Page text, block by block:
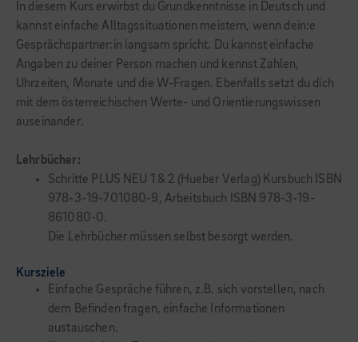
In diesem Kurs erwirbst du Grundkenntnisse in Deutsch und
kannst einfache Alltagssituationen meistern, wenn dein:e
Gesprächspartner:in langsam spricht. Du kannst einfache
Angaben zu deiner Person machen und kennst Zahlen,
Uhrzeiten, Monate und die W-Fragen. Ebenfalls setzt du dich
mit dem österreichischen Werte- und Orientierungswissen
auseinander.
Lehrbücher:
Schritte PLUS NEU 1 & 2 (Hueber Verlag) Kursbuch ISBN
978-3-19-701080-9, Arbeitsbuch ISBN 978-3-19-
861080-0.
Die Lehrbücher müssen selbst besorgt werden.
Kursziele
Einfache Gespräche führen, z.B. sich vorstellen, nach
dem Befinden fragen, einfache Informationen
austauschen.